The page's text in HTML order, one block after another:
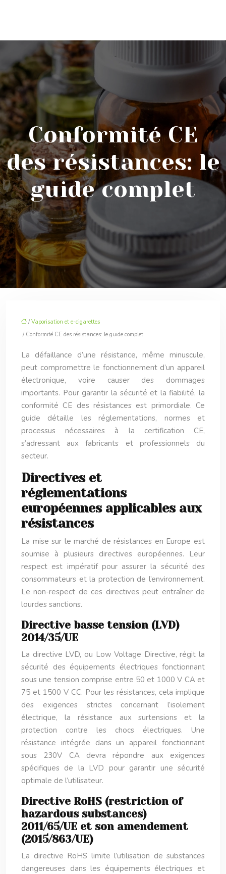
Conformité CE
des résistances: le
guide complet
/ Vaporisation et e-cigarettes
/ Conformité CE des résistances: le guide complet
La défaillance d’une résistance, même minuscule,
peut compromettre le fonctionnement d’un appareil
électronique, voire causer des dommages
importants. Pour garantir la sécurité et la fiabilité, la
conformité CE des résistances est primordiale. Ce
guide détaille les réglementations, normes et
processus nécessaires à la certification CE,
s’adressant aux fabricants et professionnels du
secteur.
Directives et
réglementations
européennes applicables aux
résistances
La mise sur le marché de résistances en Europe est
soumise à plusieurs directives européennes. Leur
respect est impératif pour assurer la sécurité des
consommateurs et la protection de l’environnement.
Le non-respect de ces directives peut entraîner de
lourdes sanctions.
Directive basse tension (LVD)
2014/35/UE
La directive LVD, ou Low Voltage Directive, régit la
sécurité des équipements électriques fonctionnant
sous une tension comprise entre 50 et 1000 V CA et
75 et 1500 V CC. Pour les résistances, cela implique
des exigences strictes concernant l’isolement
électrique, la résistance aux surtensions et la
protection contre les chocs électriques. Une
résistance intégrée dans un appareil fonctionnant
sous 230V CA devra répondre aux exigences
spécifiques de la LVD pour garantir une sécurité
optimale de l’utilisateur.
Directive RoHS (restriction of
hazardous substances)
2011/65/UE et son amendement
(2015/863/UE)
La directive RoHS limite l’utilisation de substances
dangereuses dans les équipements électriques et